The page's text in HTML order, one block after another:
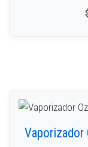
Vaporizador